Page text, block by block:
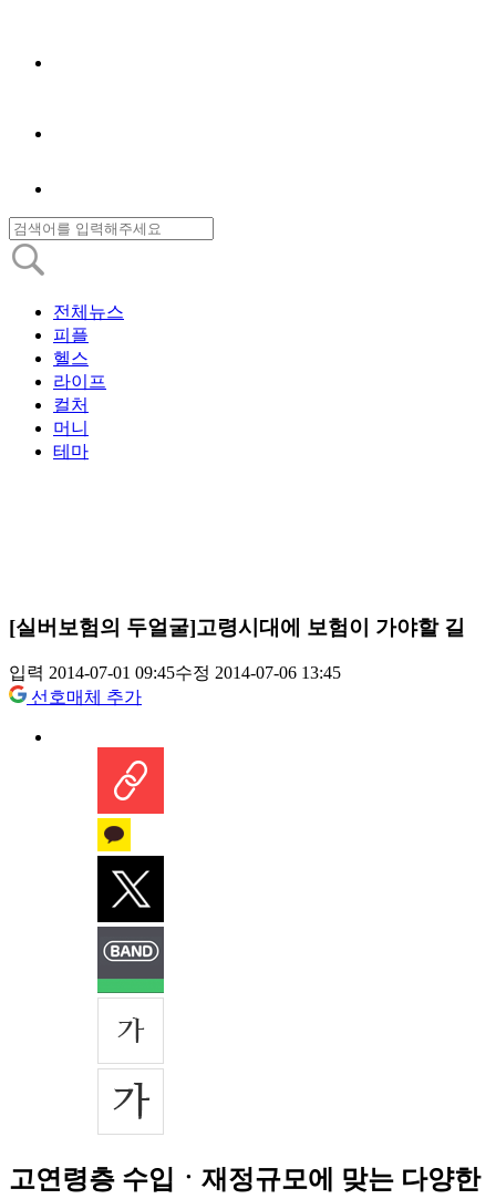
전체뉴스
피플
헬스
라이프
컬처
머니
테마
[실버보험의 두얼굴]고령시대에 보험이 가야할 길
입력 2014-07-01 09:45수정 2014-07-06 13:45
선호매체 추가
고연령층 수입ㆍ재정규모에 맞는 다양한